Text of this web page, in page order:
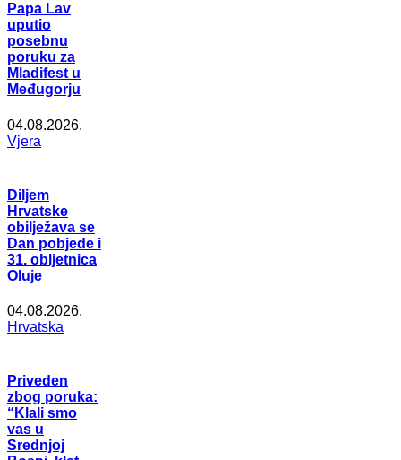
Papa Lav
uputio
posebnu
poruku za
Mladifest u
Međugorju
04.08.2026.
Vjera
Diljem
Hrvatske
obilježava se
Dan pobjede i
31. obljetnica
Oluje
04.08.2026.
Hrvatska
Priveden
zbog poruka:
“Klali smo
vas u
Srednjoj